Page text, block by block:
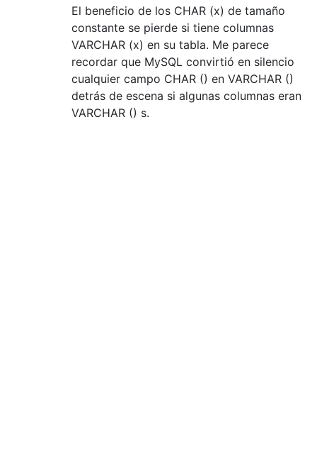
El beneficio de los CHAR (x) de tamaño
constante se pierde si tiene columnas
VARCHAR (x) en su tabla. Me parece
recordar que MySQL convirtió en silencio
cualquier campo CHAR () en VARCHAR ()
detrás de escena si algunas columnas eran
VARCHAR () s.